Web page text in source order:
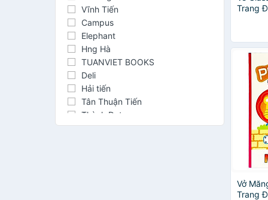
Vĩnh Tiến
Campus
Elephant
Hng Hà
TUANVIET BOOKS
Deli
Hải tiến
Tân Thuận Tiến
Thành Đạt
Việt Tiến
Trang
Vở
Trang